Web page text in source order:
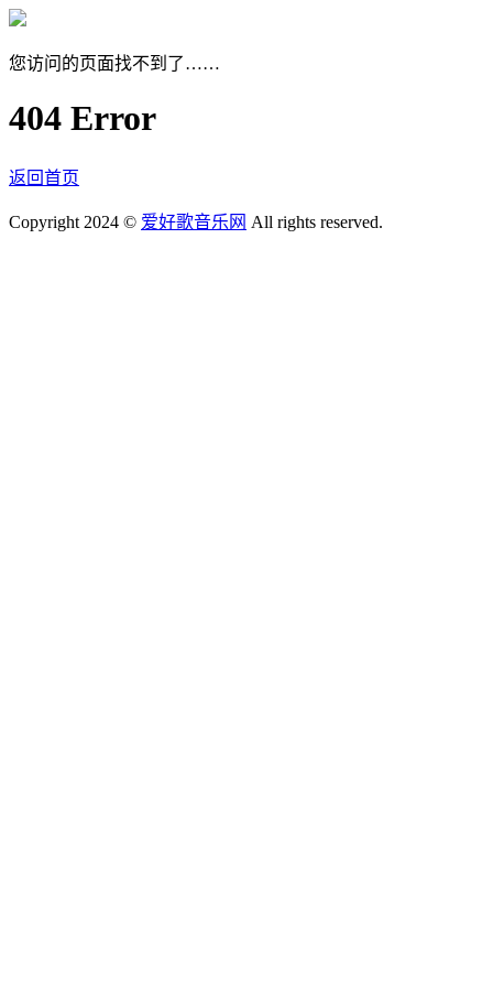
您访问的页面找不到了……
404 Error
返回首页
Copyright 2024 © 爱好歌音乐网 All rights reserved.